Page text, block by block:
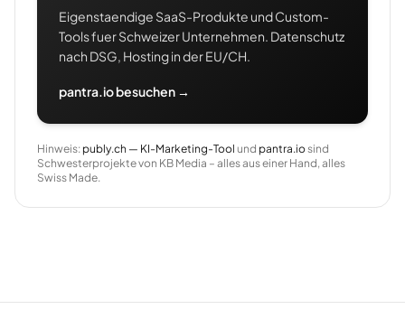
Eigenstaendige SaaS-Produkte und Custom-
Tools fuer Schweizer Unternehmen. Datenschutz
nach DSG, Hosting in der EU/CH.
pantra.io besuchen →
Hinweis: publy.ch — KI-Marketing-Tool und pantra.iosind
Schwesterprojekte von KB Media – alles aus einer Hand, alles
Swiss Made.